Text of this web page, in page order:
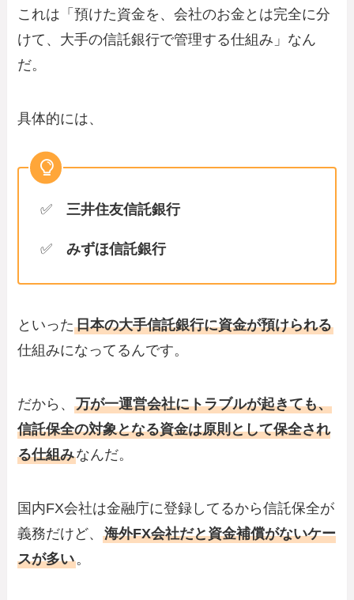
これは「預けた資金を、会社のお金とは完全に分
けて、大手の信託銀行で管理する仕組み」なん
だ。
具体的には、
✅ 三井住友信託銀行
✅みずほ信託銀行
といった日本の大手信託銀行に資金が預けられる
仕組みになってるんです。
だから、万が一運営会社にトラブルが起きても、
信託保全の対象となる資金は原則として保全され
る仕組みなんだ。
国内FX会社は金融庁に登録してるから信託保全が
義務だけど、海外FX会社だと資金補償がないケー
スが多い。